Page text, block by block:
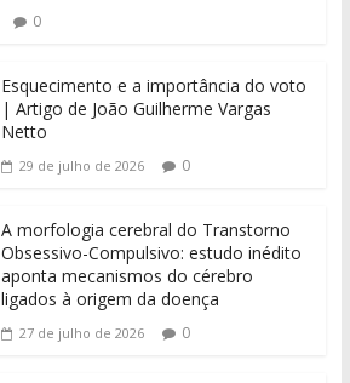
0
Esquecimento e a importância do voto
| Artigo de João Guilherme Vargas
Netto
29 de julho de 2026 0
A morfologia cerebral do Transtorno
Obsessivo-Compulsivo: estudo inédito
aponta mecanismos do cérebro
ligados à origem da doença
27 de julho de 2026 0